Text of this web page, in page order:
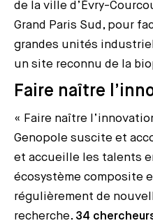
de la ville d’Évry-
Grand Paris Sud, pour
grandes unités
un site reconnu de la
Faire naître
« Faire naître
Genopole suscite et
et accueille les talents
écosystème composite
régulièrement de
recherche. 34